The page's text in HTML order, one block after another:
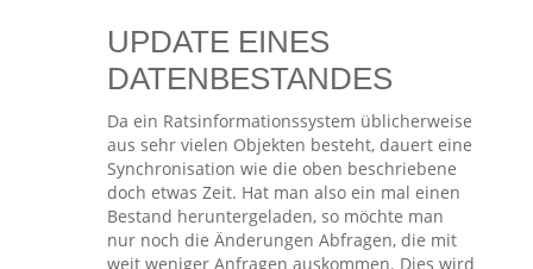
UPDATE EINES
DATENBESTANDES
Da ein Ratsinformationssystem üblicherweise
aus sehr vielen Objekten besteht, dauert eine
Synchronisation wie die oben beschriebene
doch etwas Zeit. Hat man also ein mal einen
Bestand heruntergeladen, so möchte man
nur noch die Änderungen Abfragen, die mit
weit weniger Anfragen auskommen. Dies wird